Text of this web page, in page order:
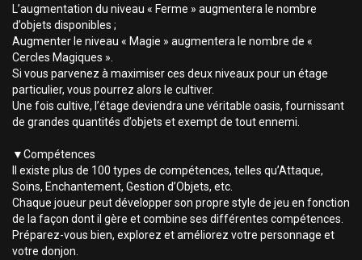
L’augmentation du niveau « Ferme » augmentera le nombre
d’objets disponibles ;
Augmenter le niveau « Magie » augmentera le nombre de «
Cercles Magiques ».
Si vous parvenez à maximiser ces deux niveaux pour un étage
particulier, vous pourrez alors le cultiver.
Une fois cultive, l’étage deviendra une véritable oasis, fournissant
de grandes quantités d’objets et exempt de tout ennemi.
▼Compétences
Il existe plus de 100 types de compétences, telles qu’Attaque,
Soins, Enchantement, Gestion d’Objets, etc.
Chaque joueur peut développer son propre style de jeu en fonction
de la façon dont il gère et combine ses différentes compétences.
Préparez-vous bien, explorez et améliorez votre personnage et
votre donjon.